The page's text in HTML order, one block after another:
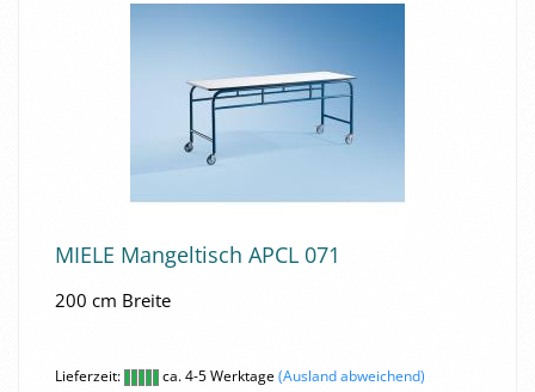
MIELE Man­gel­tisch APCL 071
200 cm Brei­te
Lieferzeit: ca. 4-5 Werktage(Ausland abweichend)